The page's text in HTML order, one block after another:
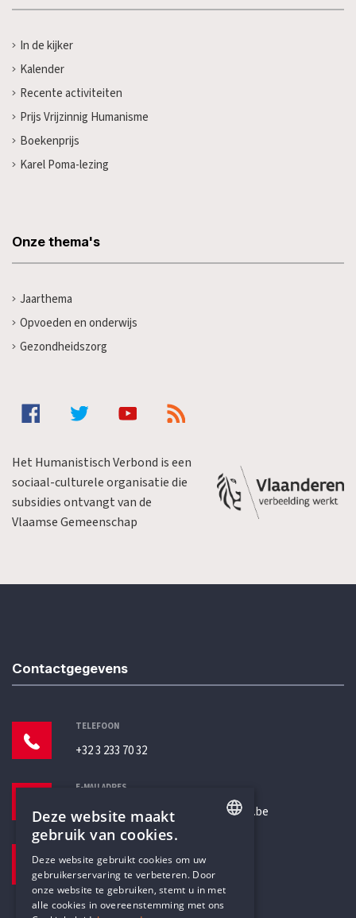
In de kijker
Kalender
Recente activiteiten
Prijs Vrijzinnig Humanisme
Boekenprijs
Karel Poma-lezing
Onze thema's
Jaarthema
Opvoeden en onderwijs
Gezondheidszorg
Het Humanistisch Verbond is een
sociaal-culturele organisatie die
subsidies ontvangt van de
Vlaamse Gemeenschap
Contactgegevens
TELEFOON
+32 3 233 70 32
E-MAILADRES
secretariaat@humanistischverbond.be
Pottenbrug 4
Antwerpen, 2000
DUTCH
Deze website maakt
gebruik van cookies.
Deze website gebruikt cookies om uw
gebruikerservaring te verbeteren. Door
onze website te gebruiken, stemt u in met
alle cookies in overeenstemming met ons